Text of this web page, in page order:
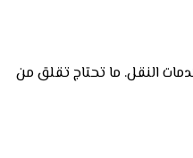
من عرضنا الحصري بخصم 50٪ على جميع خدمات النقل. ما تحتاج تقلق من